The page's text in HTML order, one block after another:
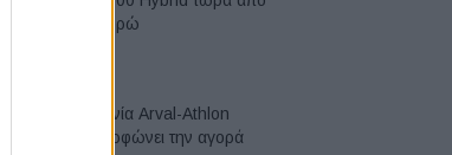
18.990 ευρώ
Η συμφωνία Arval-Athlon
αναδιαμορφώνει την αγορά